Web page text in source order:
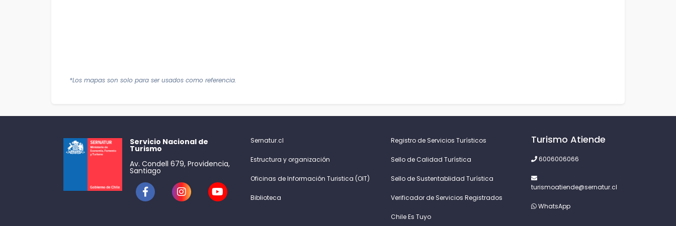
*Los mapas son solo para ser usados como referencia.
Servicio Nacional de
Turismo
Av. Condell 679, Providencia,
Santiago
Sernatur.cl
Estructura y organización
Oficinas de Información Turistica (OIT)
Biblioteca
Registro de Servicios Turísticos
Sello de Calidad Turística
Sello de Sustentablidad Turística
Verificador de Servicios Registrados
Chile Es Tuyo
Turismo Atiende
6006006066
turismoatiende@sernatur.cl
WhatsApp